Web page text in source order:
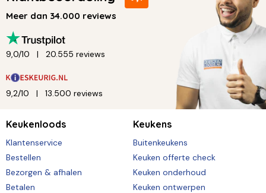
Meer dan 34.000 reviews
9,0/10 20.555 reviews
9,2/10 13.500 reviews
Keukenloods
Klantenservice
Bestellen
Bezorgen & afhalen
Betalen
Keukens
Buitenkeukens
Keuken offerte check
Keuken onderhoud
Keuken ontwerpen